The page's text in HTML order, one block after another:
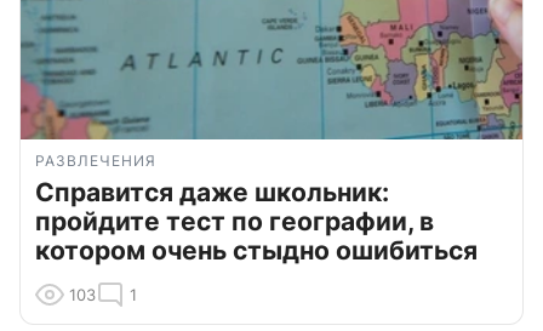
РАЗВЛЕЧЕНИЯ
Справится даже школьник:
пройдите тест по географии, в
котором очень стыдно ошибиться
103 1